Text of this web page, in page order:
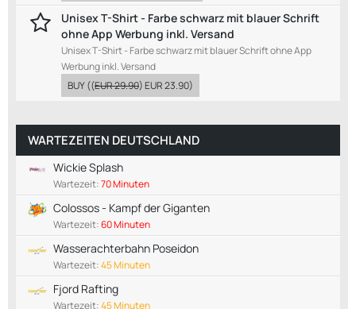
Unisex T-Shirt - Farbe schwarz mit blauer Schrift
ohne App Werbung inkl. Versand
Unisex T-Shirt - Farbe schwarz mit blauer Schrift ohne App
Werbung inkl. Versand
BUY((EUR 29.90)EUR 23.90)
WARTEZEITEN DEUTSCHLAND
Wickie Splash
Wartezeit:70 Minuten
Colossos - Kampf der Giganten
Wartezeit:60 Minuten
Wasserachterbahn Poseidon
Wartezeit:45 Minuten
Fjord Rafting
Wartezeit:45 Minuten